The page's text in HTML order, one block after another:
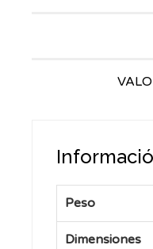
Peso
Dimensiones